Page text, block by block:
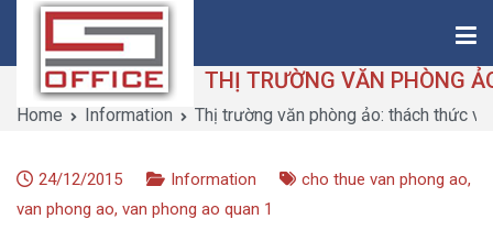
content
Saigon-Office
Saving Is Solution
Home Information Thị trường văn phòng ảo: thách thức
24/12/2015 Information cho thue van phong ao,
van phong ao, van phong ao quan 1